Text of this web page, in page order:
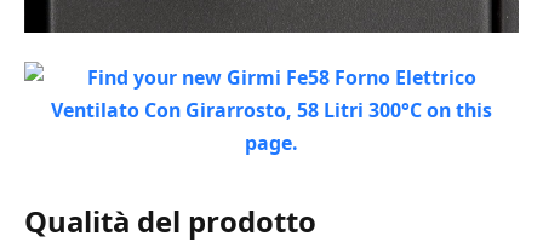
Qualità del prodotto